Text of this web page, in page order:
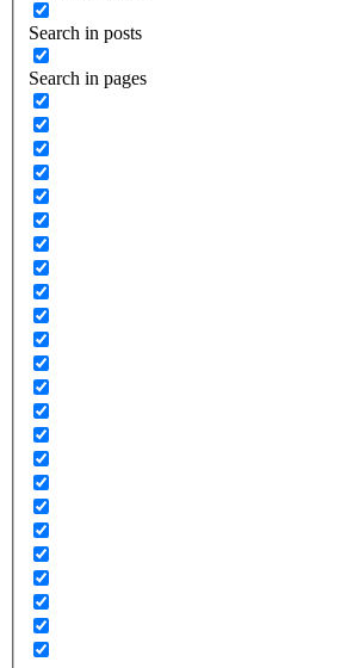
Search in posts
Search in pages